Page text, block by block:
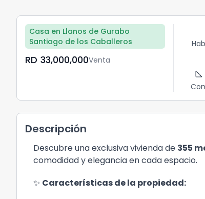
Casa en Llanos de Gurabo
Santiago de los Caballeros
RD	33,000,000Venta
square_foot
Descripción
Descubre una exclusiva vivienda de 355
comodidad y elegancia en cada espacio.
✨ Características de la propiedad: